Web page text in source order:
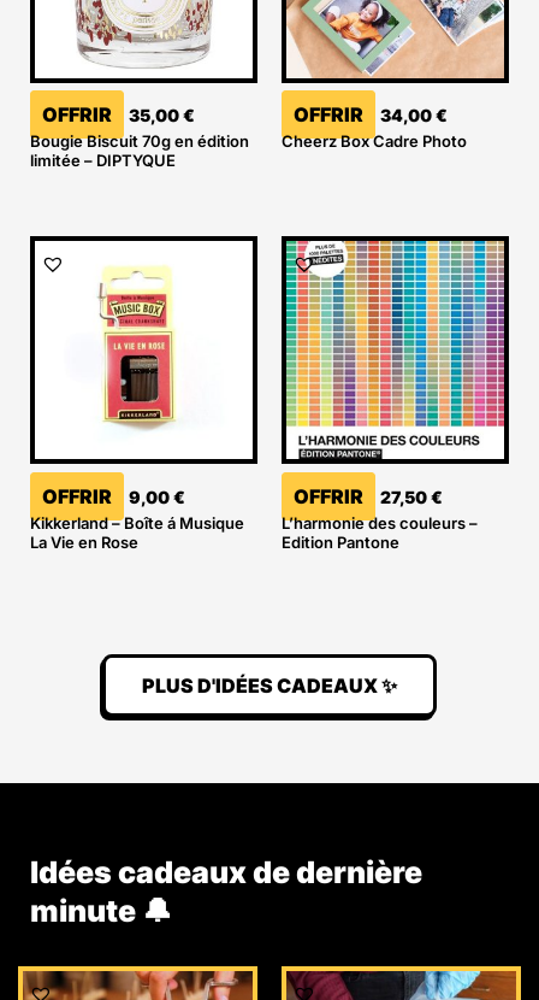
OFFRIR 35,00€
Bougie Biscuit 70g en édition
limitée – DIPTYQUE
OFFRIR 34,00€
Cheerz Box Cadre Photo
OFFRIR 9,00€
Kikkerland – Boîte á Musique
La Vie en Rose
OFFRIR 27,50€
L’harmonie des couleurs –
Edition Pantone
PLUS D'IDÉES CADEAUX ✨
Idées cadeaux de dernière
minute 🔔